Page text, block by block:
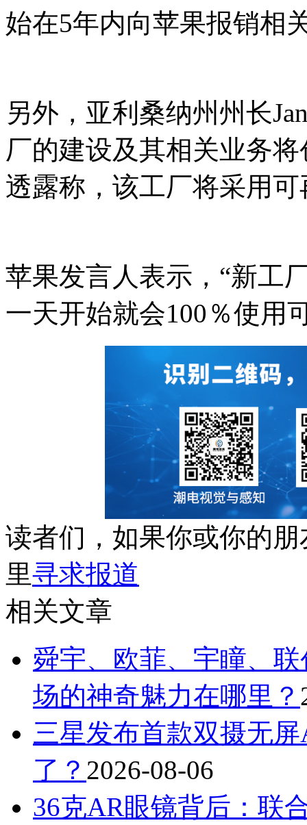
始在5年内向苹果报销相
另外，亚利桑纳州州长
厂的建设及其相关业务
透露称，该工厂将采用
苹果发言人表示，“新工
一天开始就会100％使用
读者们，如果你或你的
里寻求报道
相关文章
舜宇、欧菲、宇瞳、
场的神奇魅力在哪里？
三星发布首款双摄无
了？ 2026-08-06
36克AR眼镜背后：联